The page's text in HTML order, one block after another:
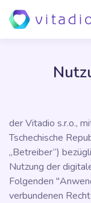
der Vitadio s.r.o.,
Tschechische
„Betreiber“)
Nutzung der
Folgenden
verbundenen